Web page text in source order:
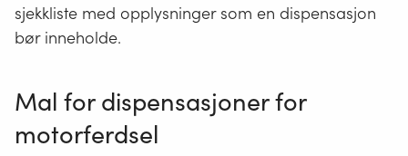
sjekkliste med opplysninger som en dispensasjon
bør inneholde.
Mal for dispensasjoner for
motorferdsel